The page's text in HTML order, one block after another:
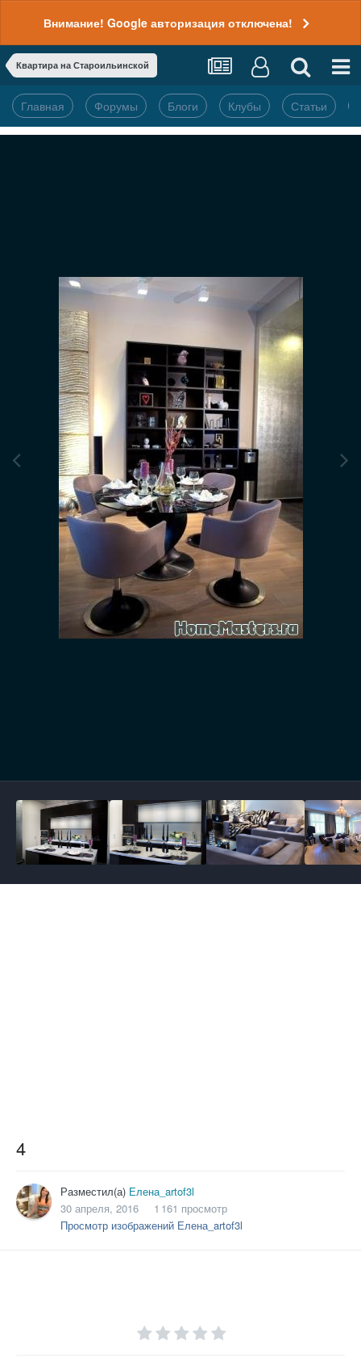
Внимание! Google авторизация отключена!
Квартира на Староильинской
Главная Форумы Блоги Клубы Статьи
4
Разместил(а) Елена_artof3l
30 апреля, 2016
1 161 просмотр
Просмотр изображений Елена_artof3l